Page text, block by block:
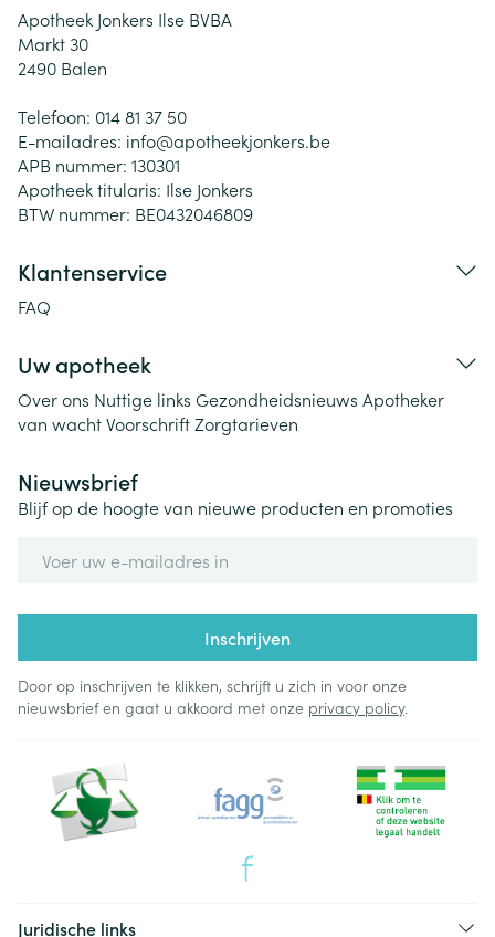
Apotheek Jonkers Ilse BVBA
Markt 30
2490 Balen
Telefoon: 014 81 37 50
E-mailadres: info@apotheekjonkers.be
APB nummer: 130301
Apotheek titularis: Ilse Jonkers
BTW nummer: BE0432046809
Klantenservice
FAQ
Uw apotheek
Over ons Nuttige links Gezondheidsnieuws Apotheker
van wachtVoorschriftZorgtarieven
Nieuwsbrief
Blijf op de hoogte van nieuwe producten en promoties
Inschrijven
Door op inschrijven te klikken, schrijft u zich in voor onze
nieuwsbrief en gaat u akkoord met onze privacy policy.
Juridische links